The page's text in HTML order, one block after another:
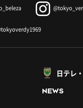
日テレ
NEWS